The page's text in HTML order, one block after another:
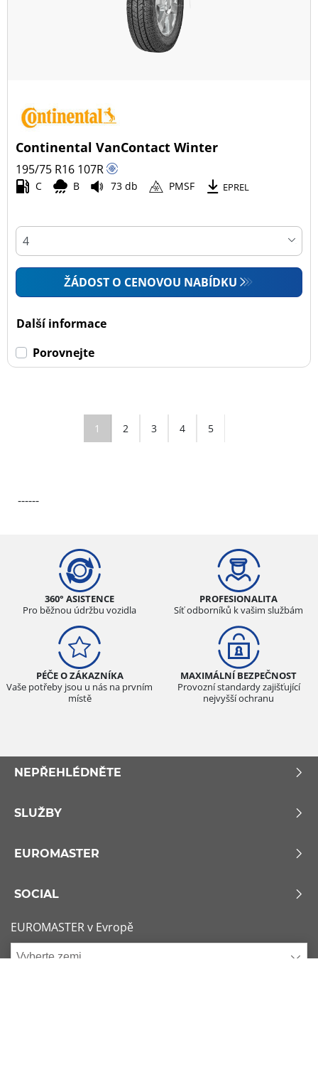
Continental VanContact Winter
195/75 R16 107R
C B 73 db PMSF EPREL
ŽÁDOST O CENOVOU NABÍDKU
Další informace
Porovnejte
1 2 3 4 5
------
360° ASISTENCE
Pro běžnou údržbu vozidla
PROFESIONALITA
Síť odborníků k vašim službám
PÉČE O ZÁKAZNÍKA
Vaše potřeby jsou u nás na prvním
místě
MAXIMÁLNÍ BEZPEČNOST
Provozní standardy zajišťující
nejvyšší ochranu
NEPŘEHLÉDNĚTE
SLUŽBY
EUROMASTER
SOCIAL
EUROMASTER v Evropě
Vyberte zemi